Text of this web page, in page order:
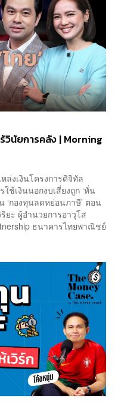
ร้วินัยการคลัง | Morning
ล่งเงินโครงการดิจิทัล
ช้เงินนอกงบเสี่ยงถูก ‘หั่น
‘กองทุนลดหย่อนภาษี’ ตอน
ยะ ผู้อำนวยการอาวุโส
ธนาคารไทยพาณิชย์